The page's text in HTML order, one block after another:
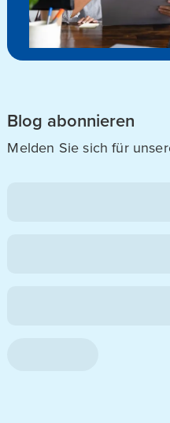
Blog abonnieren
Melden Sie sich für